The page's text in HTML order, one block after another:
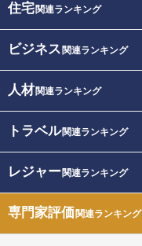
住宅関連ランキング
ビジネス 関連ランキング
人材関連ランキング
トラベル関連ランキング
レジャー関連ランキング
専門家評価関連ランキング